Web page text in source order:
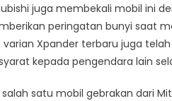
juga membekali mobil ini
peringatan bunyi saat
Xpander terbaru juga
kepada pengendara lain
satu mobil gebrakan dari